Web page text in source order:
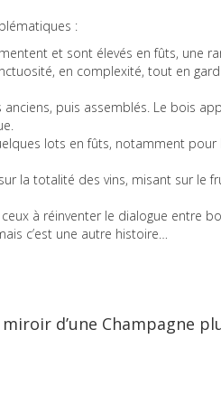
:
et sont élevés en fûts, une
en complexité, tout en
puis assemblés. Le bois
lots en fûts, notamment pour
la totalité des vins, misant sur le
à réinventer le dialogue entre
c’est une autre histoire…
d’une Champagne